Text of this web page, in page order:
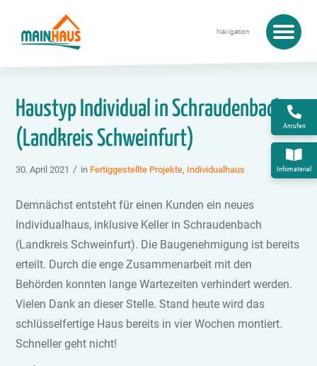
Startseite›Haustyp Individual in Schraudenbach
(Landkreis Schweinfurt)
Haustyp Individual in Schraudenbach
(Landkreis Schweinfurt)
30. April 2021 / in Fertiggestellte Projekte, Individualhaus
Demnächst entsteht für einen Kunden ein neues
Individualhaus, inklusive Keller in Schraudenbach
(Landkreis Schweinfurt). Die Baugenehmigung ist bereits
erteilt. Durch die enge Zusammenarbeit mit den
Behörden konnten lange Wartezeiten verhindert werden.
Vielen Dank an dieser Stelle. Stand heute wird das
schlüsselfertige Haus bereits in vier Wochen montiert.
Schneller geht nicht!
Anrufen
Infomaterial